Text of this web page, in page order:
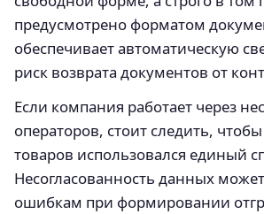
предусмотрено форматом
обеспечивает автоматическую
риск возврата документов от
Если компания работает через
операторов, стоит следить,
товаров использовался единый
Несогласованность данных
ошибкам при формировании